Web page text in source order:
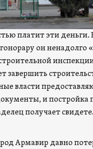
платит эти деньги.
он ненадолго
завершить
власти
и постройка
получает
Армавир давно